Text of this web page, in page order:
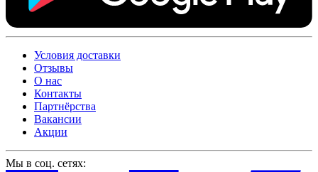
Условия доставки
Отзывы
О нас
Контакты
Партнёрства
Вакансии
Акции
Мы в соц. сетях: